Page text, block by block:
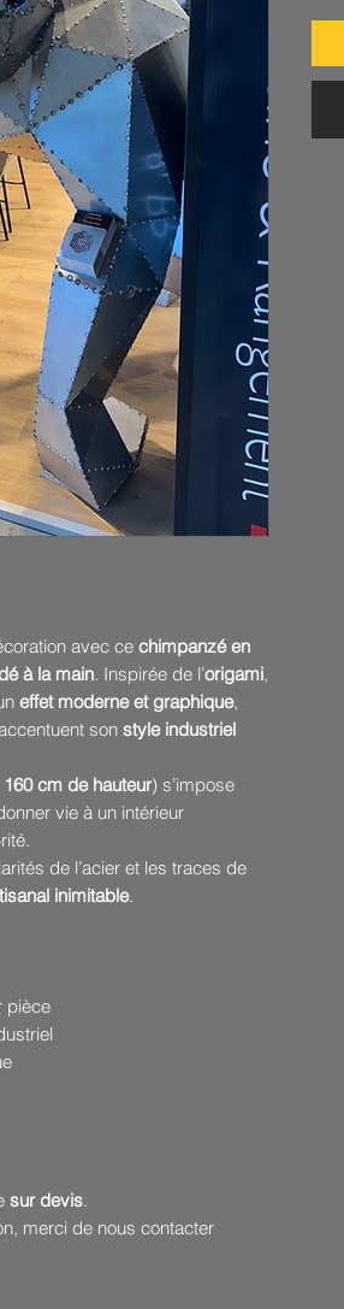
avec ce chimpanzé en
à la main. Inspirée de l’origami,
effet moderne et graphique,
son style industriel
160 cm de hauteur) s’impose
vie à un intérieur
de l’acier et les traces de
inimitable.
pièce
sur devis.
merci de nous contacter